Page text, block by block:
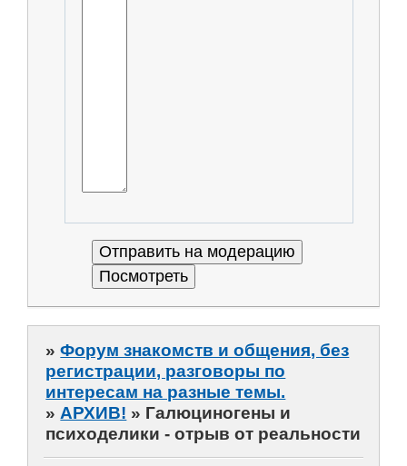
»Форум знакомств и общения, без
регистрации, разговоры по
интересам на разные темы.
» АРХИВ! » Галюциногены и
психоделики - отрыв от реальности